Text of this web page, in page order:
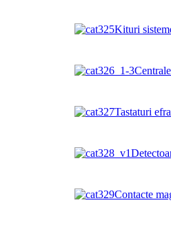
Kituri
Tastaturi
Contacte